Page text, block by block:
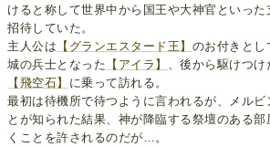
けると称して世界中から国王や大神官といっ
招待していた。
主人公は 【グランエスタード王】 のお付きとし
城の兵士となった 【アイラ】 、後から駆けつけ
【飛空石】 に乗って訪れる。
最初は待機所で待つように言われるが、メルビ
とが知られた結果、神が降臨する祭壇のある
くことを許されるのだが…。